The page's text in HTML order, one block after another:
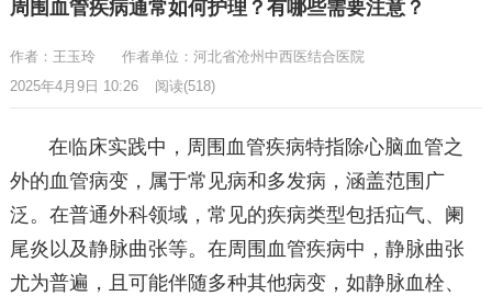
周围血管疾病通常如何护理？有哪些需要注意？
作者：王玉玲
作者单位：河北省沧州中西医结合医院
2025年4月9日 10:26
阅读(518)
在临床实践中，周围血管疾病特指除心脑血管之
外的血管病变，属于常见病和多发病，涵盖范围广
泛。在普通外科领域，常见的疾病类型包括疝气、阑
尾炎以及静脉曲张等。在周围血管疾病中，静脉曲张
尤为普遍，且可能伴随多种其他病变，如静脉血栓、